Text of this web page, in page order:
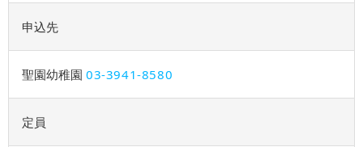
申込先
聖園幼稚園 03-3941-8580
定員